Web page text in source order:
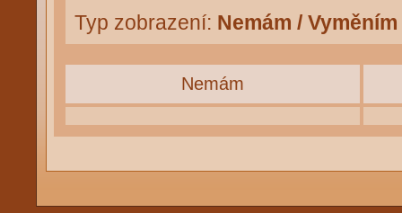
Typ zobrazení: Nemám / Vyměním
Nemám